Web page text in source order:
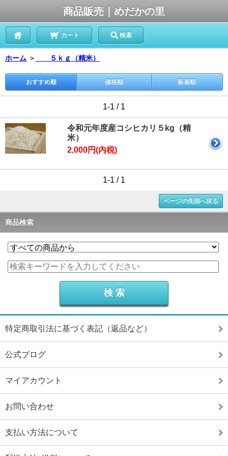
商品販売｜めだかの里
カート 検索
ホーム ＞ ５ｋｇ（精米）
おすすめ順 価格順 新着順
1-1 / 1
令和元年度産コシヒカリ５kg（精
米）
2,000円(内税)
1-1 / 1
ページの先頭へ戻る
商品検索
特定商取引法に基づく表記（返品など）
公式ブログ
マイアカウント
お問い合わせ
支払い方法について